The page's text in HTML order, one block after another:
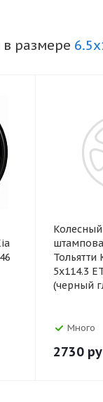
размере
Тольятти
5x114.3
(черный
Много
2730